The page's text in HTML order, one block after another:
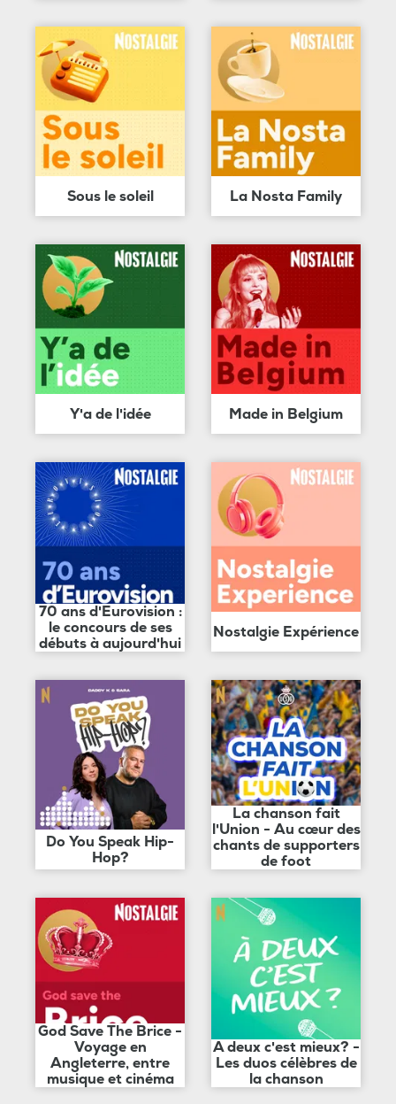
Sous le soleil La Nosta Family
Y'a de l'idée Made in Belgium
70 ans d'Eurovision :
le concours de ses
débuts à aujourd'hui
Nostalgie Expérience
Do You Speak Hip-
Hop?
La chanson fait
l'Union - Au cœur des
chants de supporters
de foot
God Save The Brice -
Voyage en
Angleterre, entre
musique et cinéma
A deux c'est mieux? -
Les duos célèbres de
la chanson